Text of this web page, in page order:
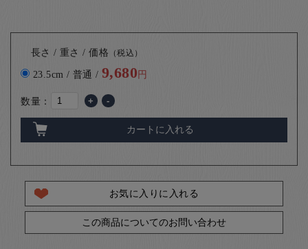
長さ / 重さ / 価格 （税込）
23.5cm / 普通 / 9,680円
数量： + -
カートに入れる
お気に入りに入れる
この商品についてのお問い合わせ